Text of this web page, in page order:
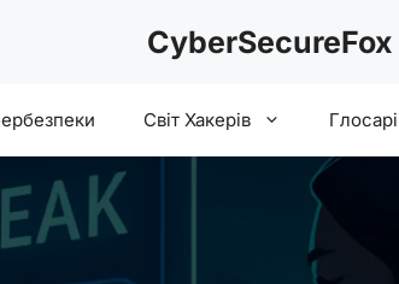
CyberSecureFox
Світ Хакерів